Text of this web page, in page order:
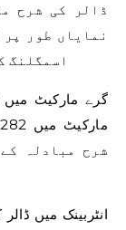
ڈالر کی شرح
نمایاں طور
اسمگلنگ
شرح مبادلہ